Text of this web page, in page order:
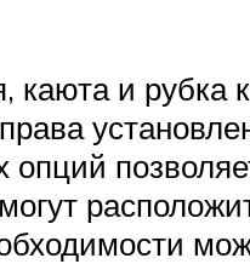
каюта и рубка
опций